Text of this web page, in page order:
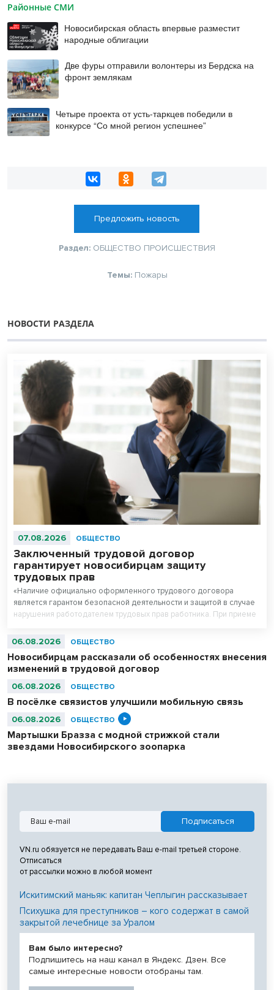
Районные СМИ
Новосибирская область впервые разместит
народные облигации
Две фуры отправили волонтеры из Бердска на
фронт землякам
Четыре проекта от усть-таркцев победили в
конкурсе “Со мной регион успешнее”
Предложить новость
Раздел: ОБЩЕСТВО ПРОИСШЕСТВИЯ
Темы: Пожары
НОВОСТИ РАЗДЕЛА
07.08.2026 ОБЩЕСТВО
Заключенный трудовой договор
гарантирует новосибирцам защиту
трудовых прав
«Наличие официально оформленного трудового договора
является гарантом безопасной деятельности и защитой в случае
нарушения работодателем трудовых прав работника. При приеме
договор», - рассказал руководитель Государственной инспекции
06.08.2026 ОБЩЕСТВО
Новосибирцам рассказали об особенностях внесения
изменений в трудовой договор
06.08.2026 ОБЩЕСТВО
В посёлке связистов улучшили мобильную связь
06.08.2026 ОБЩЕСТВО
Мартышки Бразза с модной стрижкой стали
звездами Новосибирского зоопарка
VN.ru обязуется не передавать Ваш e-mail третьей стороне.
Отписаться
от рассылки можно в любой момент
Искитимский маньяк: капитан Чеплыгин рассказывает
Психушка для преступников – кого содержат в самой
закрытой лечебнице за Уралом
Вам было интересно?
Подпишитесь на наш канал в Яндекс. Дзен. Все
самые интересные новости отобраны там.